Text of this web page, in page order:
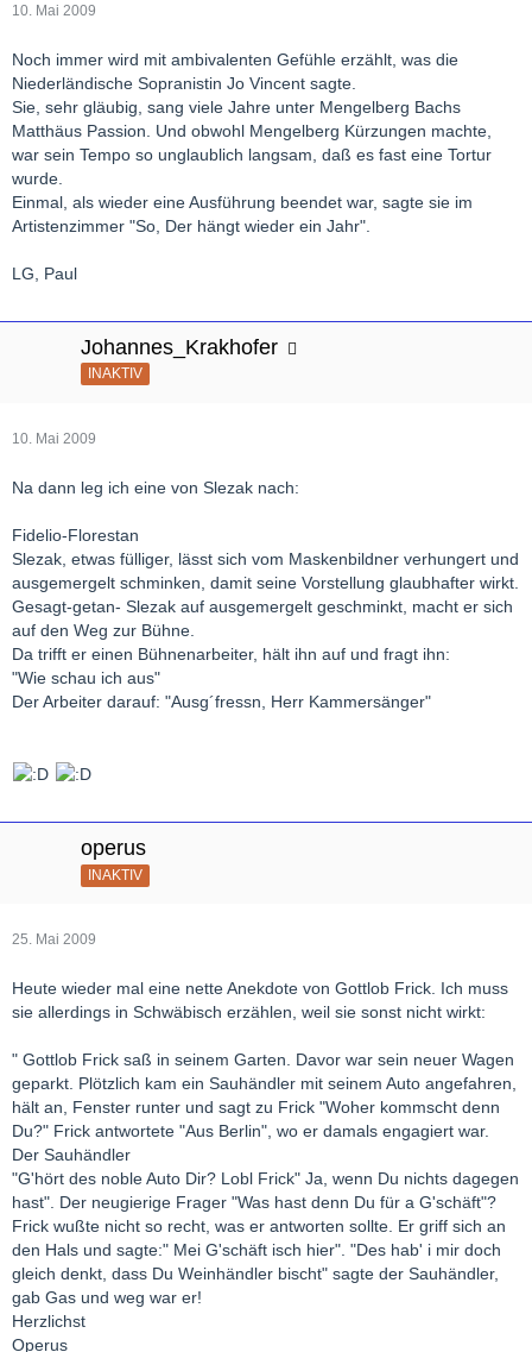
10. Mai 2009
Noch immer wird mit ambivalenten Gefühle erzählt, was die
Niederländische Sopranistin Jo Vincent sagte.
Sie, sehr gläubig, sang viele Jahre unter Mengelberg Bachs
Matthäus Passion. Und obwohl Mengelberg Kürzungen machte,
war sein Tempo so unglaublich langsam, daß es fast eine Tortur
wurde.
Einmal, als wieder eine Ausführung beendet war, sagte sie im
Artistenzimmer "So, Der hängt wieder ein Jahr".
LG, Paul
Johannes_Krakhofer
INAKTIV
10. Mai 2009
Na dann leg ich eine von Slezak nach:
Fidelio-Florestan
Slezak, etwas fülliger, lässt sich vom Maskenbildner verhungert und
ausgemergelt schminken, damit seine Vorstellung glaubhafter wirkt.
Gesagt-getan- Slezak auf ausgemergelt geschminkt, macht er sich
auf den Weg zur Bühne.
Da trifft er einen Bühnenarbeiter, hält ihn auf und fragt ihn:
"Wie schau ich aus"
Der Arbeiter darauf: "Ausg´fressn, Herr Kammersänger"
operus
INAKTIV
25. Mai 2009
Heute wieder mal eine nette Anekdote von Gottlob Frick. Ich muss
sie allerdings in Schwäbisch erzählen, weil sie sonst nicht wirkt:
" Gottlob Frick saß in seinem Garten. Davor war sein neuer Wagen
geparkt. Plötzlich kam ein Sauhändler mit seinem Auto angefahren,
hält an, Fenster runter und sagt zu Frick "Woher kommscht denn
Du?" Frick antwortete "Aus Berlin", wo er damals engagiert war.
Der Sauhändler
"G'hört des noble Auto Dir? Lobl Frick" Ja, wenn Du nichts dagegen
hast". Der neugierige Frager "Was hast denn Du für a G'schäft"?
Frick wußte nicht so recht, was er antworten sollte. Er griff sich an
den Hals und sagte:" Mei G'schäft isch hier". "Des hab' i mir doch
gleich denkt, dass Du Weinhändler bischt" sagte der Sauhändler,
gab Gas und weg war er!
Herzlichst
Operus